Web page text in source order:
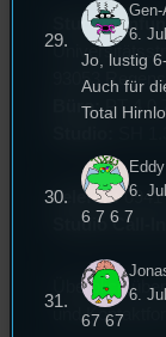
93053
Büro:PT
Telefon:0941
Studio Call-
Überblick
und
Gen-
6.
Jo, lustig
Auch für
Total
Eddy
6.
6 7 6 7
6.
67 67